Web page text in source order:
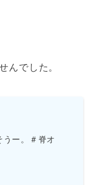
んでした。
ー。＃脊オ